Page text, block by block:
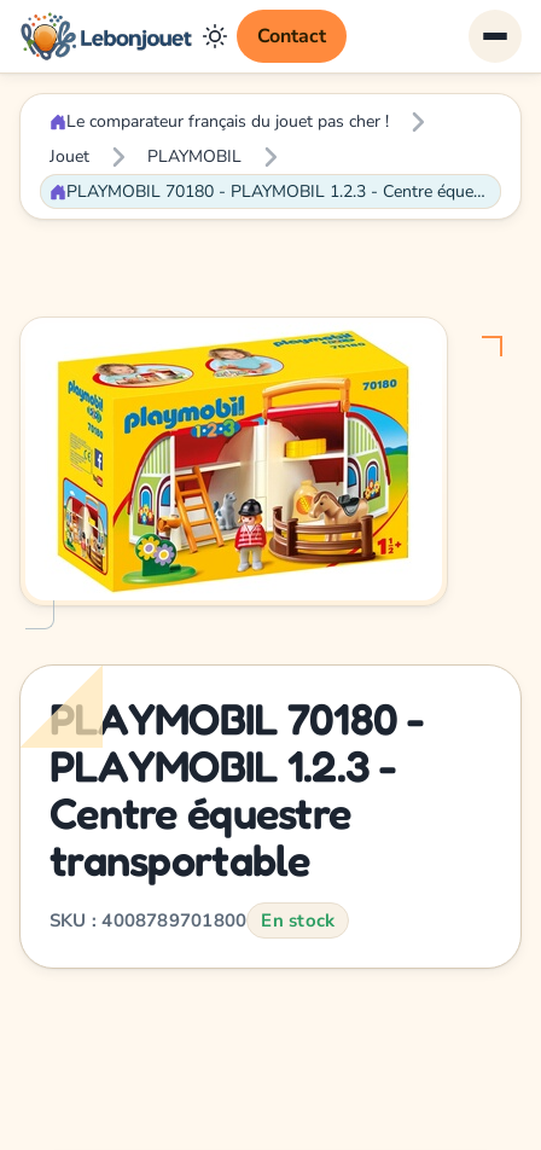
Contact
Le comparateur français du jouet pas cher !
Jouet
PLAYMOBIL
PLAYMOBIL 70180 - PLAYMOBIL 1.2.3 - Centre équestre transportable
PLAYMOBIL 70180 -
PLAYMOBIL 1.2.3 -
Centre équestre
transportable
SKU : 4008789701800 En stock